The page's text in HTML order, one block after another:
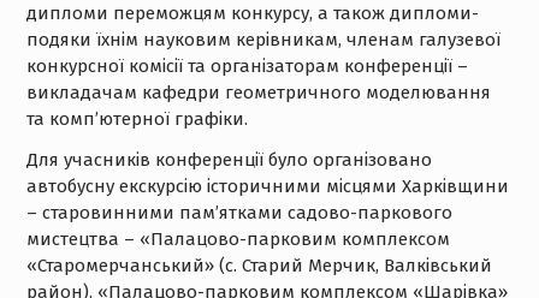
дипломи переможцям конкурсу, а також дипломи-
подяки їхнім науковим керівникам, членам галузевої
конкурсної комісії та організаторам конференції –
викладачам кафедри геометричного моделювання
та комп’ютерної графіки.
Для учасників конференції було організовано
автобусну екскурсію історичними місцями Харківщини
– старовинними пам’ятками садово-паркового
мистецтва – «Палацово-парковим комплексом
«Старомерчанський» (с. Старий Мерчик, Валківський
район), «Палацово-парковим комплексом «Шарівка»